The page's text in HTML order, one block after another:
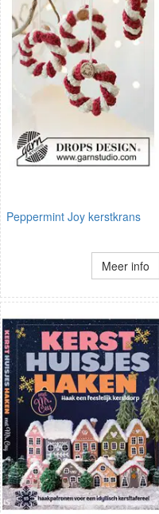
Peppermint Joy kerstkrans
Meer info